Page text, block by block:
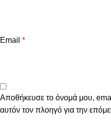
Email *
Αποθήκευσε το όνομά μου,
αυτόν τον πλοηγό για την